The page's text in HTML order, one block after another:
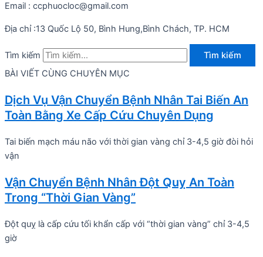
Email : ccphuocloc@gmail.com
Địa chỉ :13 Quốc Lộ 50, Bình Hung,Bình Chách, TP. HCM
Tìm kiếm
Tìm kiếm
BÀI VIẾT CÙNG CHUYÊN MỤC
Dịch Vụ Vận Chuyển Bệnh Nhân Tai Biến An
Toàn Bằng Xe Cấp Cứu Chuyên Dụng
Tai biến mạch máu não với thời gian vàng chỉ 3-4,5 giờ đòi hỏi
vận
Vận Chuyển Bệnh Nhân Đột Quỵ An Toàn
Trong “Thời Gian Vàng”
Đột quỵ là cấp cứu tối khẩn cấp với “thời gian vàng” chỉ 3-4,5
giờ